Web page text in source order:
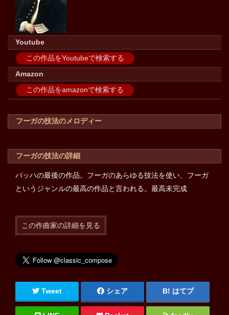
Youtube
この作品をYoutubeで検索する
Amazon
この作品をamazonで検索する
フーガの技法のメロディー
フーガの技法の詳細
バッハの最後の作品。フーガのあらゆる技法を使い、フーガ
というジャンルの最高の作品と言われる。最高未完成
この作曲家の詳細を見る
Tweet シェア はてブ